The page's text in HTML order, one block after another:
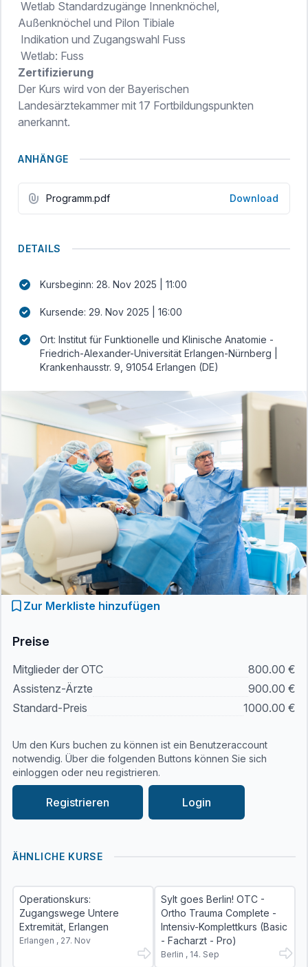
Wetlab Standardzugänge Innenknöchel,
Außenknöchel und Pilon Tibiale
Indikation und Zugangswahl Fuss
Wetlab: Fuss
Zertifizierung
Der Kurs wird von der Bayerischen
Landesärztekammer mit 17 Fortbildungspunkten
anerkannt.
ANHÄNGE
Programm.pdf Download
DETAILS
Kursbeginn: 28. Nov 2025 | 11:00
Kursende: 29. Nov 2025 | 16:00
Ort: Institut für Funktionelle und Klinische Anatomie -
Friedrich-Alexander-Universität Erlangen-Nürnberg |
Krankenhausstr. 9, 91054 Erlangen (DE)
Zur Merkliste hinzufügen
Preise
Mitglieder der OTC
800.00 €
Assistenz-Ärzte
900.00 €
Standard-Preis
1000.00 €
Um den Kurs buchen zu können ist ein Benutzeraccount
notwendig. Über die folgenden Buttons können Sie sich
einloggen oder neu registrieren.
Registrieren Login
ÄHNLICHE KURSE
Operationskurs:
Zugangswege Untere
Extremität, Erlangen
Erlangen , 27. Nov
Sylt goes Berlin! OTC -
Ortho Trauma Complete -
Intensiv-Komplettkurs (Basic
- Facharzt - Pro)
Berlin , 14. Sep